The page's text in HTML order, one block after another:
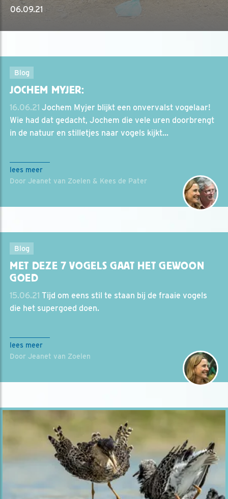
06.09.21
Blog
JOCHEM MYJER:
16.06.21 Jochem Myjer blijkt een onvervalst vogelaar!
Wie had dat gedacht, Jochem die vele uren doorbrengt
in de natuur en stilletjes naar vogels kijkt...
lees meer
Door Jeanet van Zoelen & Kees de Pater
Blog
MET DEZE 7 VOGELS GAAT HET GEWOON
GOED
15.06.21 Tijd om eens stil te staan bij de fraaie vogels
die het supergoed doen.
lees meer
Door Jeanet van Zoelen